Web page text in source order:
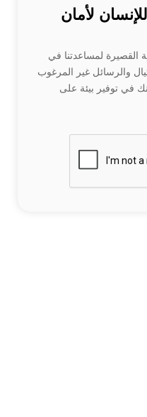
لأمان
القصيرة لمساعدتنا في
والرسائل غير المرغوب
في توفير بيئة على